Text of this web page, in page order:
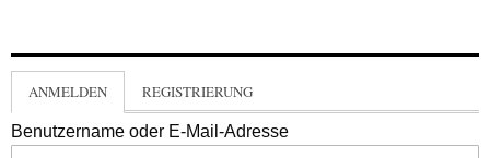
ANMELDEN REGISTRIERUNG
Benutzername oder E-Mail-Adresse